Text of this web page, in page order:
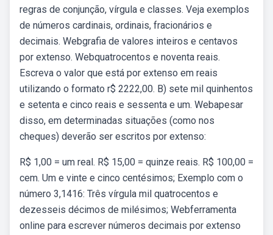
regras de conjunção, vírgula e classes. Veja exemplos
de números cardinais, ordinais, fracionários e
decimais. Webgrafia de valores inteiros e centavos
por extenso. Webquatrocentos e noventa reais.
Escreva o valor que está por extenso em reais
utilizando o formato r$ 2222,00. B) sete mil quinhentos
e setenta e cinco reais e sessenta e um. Webapesar
disso, em determinadas situações (como nos
cheques) deverão ser escritos por extenso:
R$ 1,00 = um real. R$ 15,00 = quinze reais. R$ 100,00 =
cem. Um e vinte e cinco centésimos; Exemplo com o
número 3,1416: Três vírgula mil quatrocentos e
dezesseis décimos de milésimos; Webferramenta
online para escrever números decimais por extenso